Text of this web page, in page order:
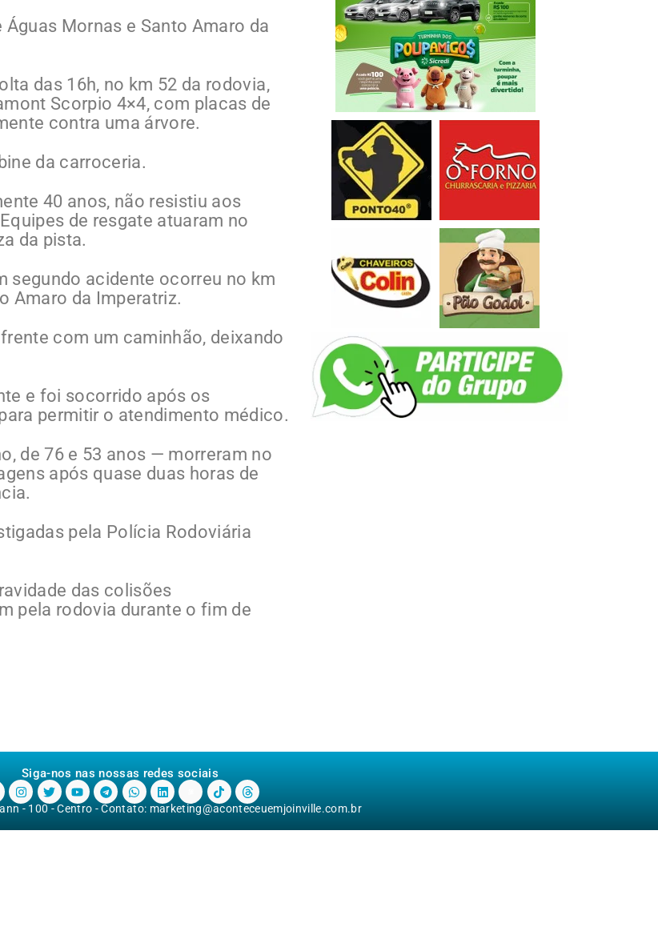
Mornas e Santo Amaro da
das 16h, no km 52 da rodovia,
Scorpio 4×4, com placas de
contra uma árvore.
da carroceria.
40 anos, não resistiu aos
de resgate atuaram no
da pista.
segundo acidente ocorreu no km
Amaro da Imperatriz.
com um caminhão, deixando
e foi socorrido após os
permitir o atendimento médico.
de 76 e 53 anos — morreram no
após quase duas horas de
pela Polícia Rodoviária
das colisões
pela rodovia durante o fim de
Siga-nos nas nossas redes sociais
- 100 - Centro - Contato: marketing@aconteceuemjoinville.com.br